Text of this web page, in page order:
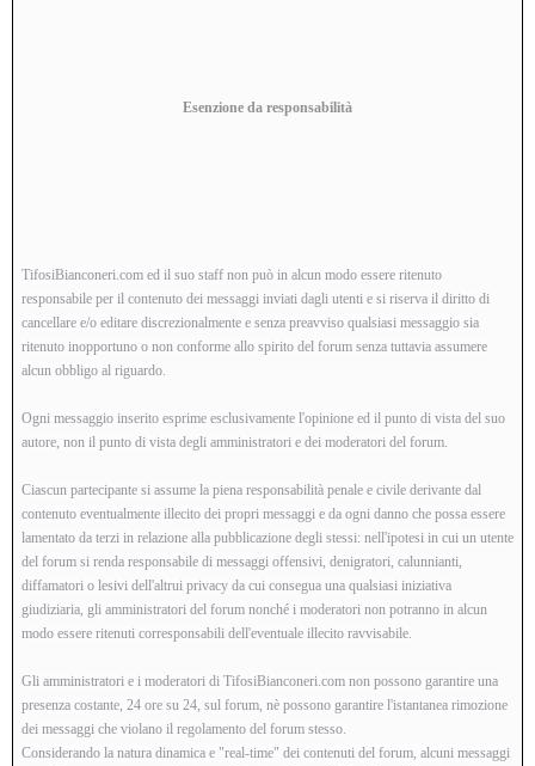
Esenzione da responsabilità
TifosiBianconeri.com ed il suo staff non può in alcun modo essere ritenuto
responsabile per il contenuto dei messaggi inviati dagli utenti e si riserva il diritto di
cancellare e/o editare discrezionalmente e senza preavviso qualsiasi messaggio sia
ritenuto inopportuno o non conforme allo spirito del forum senza tuttavia assumere
alcun obbligo al riguardo.
Ogni messaggio inserito esprime esclusivamente l'opinione ed il punto di vista del suo
autore, non il punto di vista degli amministratori e dei moderatori del forum.
Ciascun partecipante si assume la piena responsabilità penale e civile derivante dal
contenuto eventualmente illecito dei propri messaggi e da ogni danno che possa essere
lamentato da terzi in relazione alla pubblicazione degli stessi: nell'ipotesi in cui un utente
del forum si renda responsabile di messaggi offensivi, denigratori, calunnianti,
diffamatori o lesivi dell'altrui privacy da cui consegua una qualsiasi iniziativa
giudiziaria, gli amministratori del forum nonché i moderatori non potranno in alcun
modo essere ritenuti corresponsabili dell'eventuale illecito ravvisabile.
Gli amministratori e i moderatori di TifosiBianconeri.com non possono garantire una
presenza costante, 24 ore su 24, sul forum, nè possono garantire l'istantanea rimozione
dei messaggi che violano il regolamento del forum stesso.
Considerando la natura dinamica e "real-time" dei contenuti del forum, alcuni messaggi